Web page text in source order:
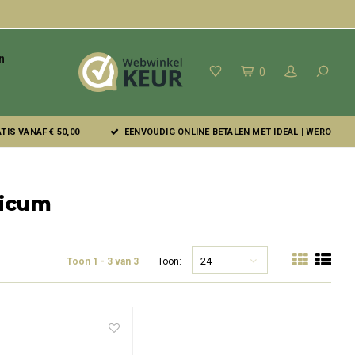
0
VANAF € 50,00 EENVOUDIG ONLINE BETALEN MET IDEAL | WERO
Toon 1 - 3 van 3 Toon: 24